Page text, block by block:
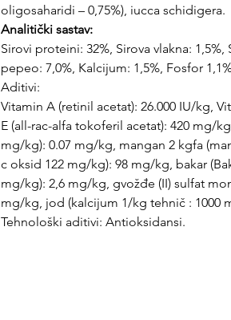
oligosaharidi – 0,75%), iucca schidigera.
Analitički sastav:
Sirovi proteini: 32%, Sirova vlakna: 1,5%,
pepeo: 7,0%, Kalcijum: 1,5%, Fosfor
Aditivi:
Vitamin A (retinil acetat): 26.000 IU/kg,
E (all-rac-alfa tokoferil acetat): 420 mg/
mg/kg): 0.07 mg/kg, mangan 2 kgfa
c oksid 122 mg/kg): 98 mg/kg, bakar
mg/kg): 2,6 mg/kg, gvožđe (II) sulfat
mg/kg, jod (kalcijum 1/kg tehnič : 1000
Tehnološki aditivi: Antioksidansi.